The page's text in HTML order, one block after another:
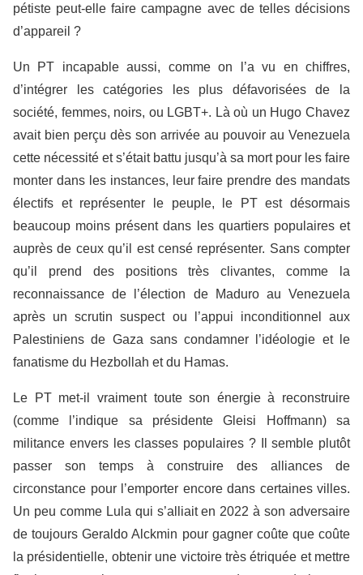
pétiste peut-elle faire campagne avec de telles décisions
d’appareil ?
Un PT incapable aussi, comme on l’a vu en chiffres,
d’intégrer les catégories les plus défavorisées de la
société, femmes, noirs, ou LGBT+. Là où un Hugo Chavez
avait bien perçu dès son arrivée au pouvoir au Venezuela
cette nécessité et s’était battu jusqu’à sa mort pour les faire
monter dans les instances, leur faire prendre des mandats
électifs et représenter le peuple, le PT est désormais
beaucoup moins présent dans les quartiers populaires et
auprès de ceux qu’il est censé représenter. Sans compter
qu’il prend des positions très clivantes, comme la
reconnaissance de l’élection de Maduro au Venezuela
après un scrutin suspect ou l’appui inconditionnel aux
Palestiniens de Gaza sans condamner l’idéologie et le
fanatisme du Hezbollah et du Hamas.
Le PT met-il vraiment toute son énergie à reconstruire
(comme l’indique sa présidente Gleisi Hoffmann) sa
militance envers les classes populaires ? Il semble plutôt
passer son temps à construire des alliances de
circonstance pour l’emporter encore dans certaines villes.
Un peu comme Lula qui s’alliait en 2022 à son adversaire
de toujours Geraldo Alckmin pour gagner coûte que coûte
la présidentielle, obtenir une victoire très étriquée et mettre